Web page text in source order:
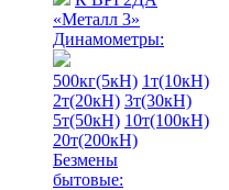
«Металл 3»
Динамометры:
500кг(5кН) 1т(10кН)
2т(20кН) 3т(30кН)
5т(50кН) 10т(100кН)
20т(200кН)
Безмены
бытовые: